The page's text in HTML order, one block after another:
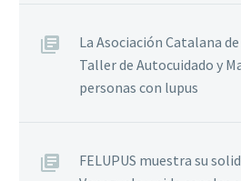
La Asociación Catalana
Taller de Autocuidado y
personas con lupus
FELUPUS muestra su